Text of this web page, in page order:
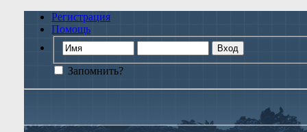
Регистрация
Помощь
Запомнить?